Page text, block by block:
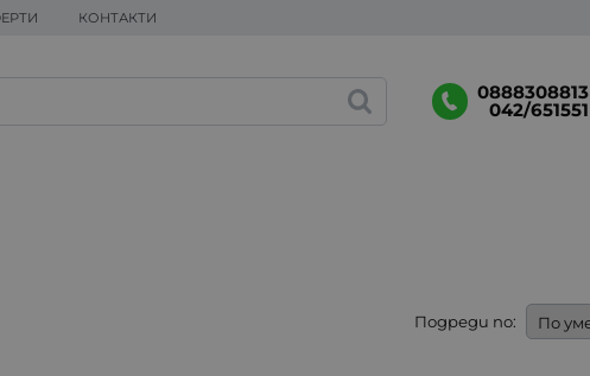
КОНТАКТИ
0888308813
042/651551
Подреди по: